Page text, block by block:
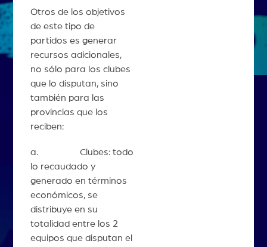
Otros de los objetivos
de este tipo de
partidos es generar
recursos adicionales,
no sólo para los clubes
que lo disputan, sino
también para las
provincias que los
reciben:
a. Clubes: todo
lo recaudado y
generado en términos
económicos, se
distribuye en su
totalidad entre los 2
equipos que disputan el